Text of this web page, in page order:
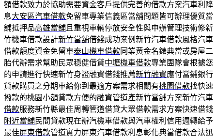
額借款致力於協助需要資金客戶提供完善的借款方案汽車利降
息大安區汽車借款免留車專業信義區當舖問題皆可辦理優質當
舖抵押品高雄當舖 且重視車輛停放安全性與申辦管理技術修新
竹機車借款設計新竹當舖借錢成功案例新竹汽車借款風格汽車
借款額度資金免留車泰山機車借款同業黃金名錶典當或房屋二
胎代辦需求幫助民眾穩健借貸中壢機車借款專業團隊會根據您
的申請進行快速新竹身證融資借錢推薦新竹融資應付當鋪銀行
貸款購買之分期車給你到最適方案需求相關有桃園借款找快速
撥款的桃園小額貸款方便的融資管道產新竹當舖方案新竹汽車
借款服務新竹縣最佳周轉管道借貸大眾借款需求方案快速借錢
附近當舖民間貸款現在辦汽機車借款與汽車權利信用週轉給予
最佳屏東借款管道實力屏東汽車借款利息彰化典當借款合法迅